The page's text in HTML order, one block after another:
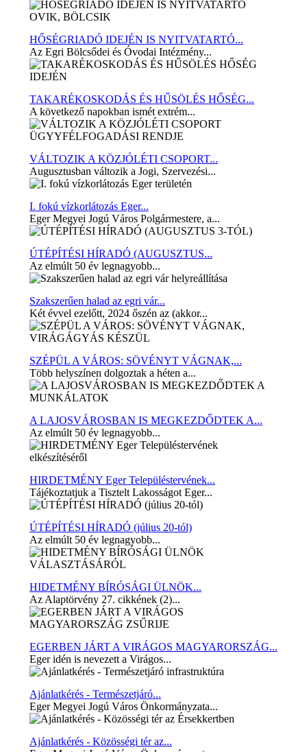
HŐSÉGRIADÓ IDEJÉN IS NYITVATARTÓ...
Az Egri Bölcsődei és Óvodai Intézmény...
TAKARÉKOSKODÁS ÉS HŰSÖLÉS HŐSÉG...
A következő napokban ismét extrém...
VÁLTOZIK A KÖZJÓLÉTI CSOPORT...
Augusztusban változik a Jogi, Szervezési...
I. fokú vízkorlátozás Eger...
Eger Megyei Jogú Város Polgármestere, a...
ÚTÉPÍTÉSI HÍRADÓ (AUGUSZTUS...
Az elmúlt 50 év legnagyobb...
Szakszerűen halad az egri vár...
Két évvel ezelőtt, 2024 őszén az (akkor...
SZÉPÜL A VÁROS: SÖVÉNYT VÁGNAK,...
Több helyszínen dolgoztak a héten a...
A LAJOSVÁROSBAN IS MEGKEZDŐDTEK A...
Az elmúlt 50 év legnagyobb...
HIRDETMÉNY Eger Településtervének...
Tájékoztatjuk a Tisztelt Lakosságot Eger...
ÚTÉPÍTÉSI HÍRADÓ (július 20-tól)
Az elmúlt 50 év legnagyobb...
HIDETMÉNY BÍRÓSÁGI ÜLNÖK...
Az Alaptörvény 27. cikkének (2)...
EGERBEN JÁRT A VIRÁGOS MAGYARORSZÁG...
Eger idén is nevezett a Virágos...
Ajánlatkérés - Természetjáró...
Eger Megyei Jogú Város Önkormányzata...
Ajánlatkérés - Közösségi tér az...